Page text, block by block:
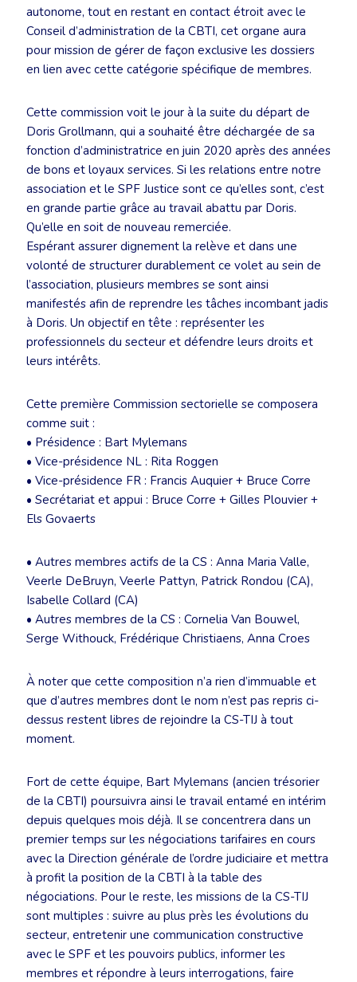
autonome, tout en restant en contact étroit avec le
Conseil d’administration de la CBTI, cet organe aura
pour mission de gérer de façon exclusive les dossiers
en lien avec cette catégorie spécifique de membres.
Cette commission voit le jour à la suite du départ de
Doris Grollmann, qui a souhaité être déchargée de sa
fonction d’administratrice en juin 2020 après des années
de bons et loyaux services. Si les relations entre notre
association et le SPF Justice sont ce qu’elles sont, c’est
en grande partie grâce au travail abattu par Doris.
Qu’elle en soit de nouveau remerciée.
Espérant assurer dignement la relève et dans une
volonté de structurer durablement ce volet au sein de
l’association, plusieurs membres se sont ainsi
manifestés afin de reprendre les tâches incombant jadis
à Doris. Un objectif en tête : représenter les
professionnels du secteur et défendre leurs droits et
leurs intérêts.
Cette première Commission sectorielle se composera
comme suit :
• Présidence : Bart Mylemans
• Vice-présidence NL : Rita Roggen
• Vice-présidence FR : Francis Auquier + Bruce Corre
• Secrétariat et appui : Bruce Corre + Gilles Plouvier +
Els Govaerts
• Autres membres actifs de la CS : Anna Maria Valle,
Veerle DeBruyn, Veerle Pattyn, Patrick Rondou (CA),
Isabelle Collard (CA)
• Autres membres de la CS : Cornelia Van Bouwel,
Serge Withouck, Frédérique Christiaens, Anna Croes
À noter que cette composition n’a rien d’immuable et
que d’autres membres dont le nom n’est pas repris ci-
dessus restent libres de rejoindre la CS-TIJ à tout
moment.
Fort de cette équipe, Bart Mylemans (ancien trésorier
de la CBTI) poursuivra ainsi le travail entamé en intérim
depuis quelques mois déjà. Il se concentrera dans un
premier temps sur les négociations tarifaires en cours
avec la Direction générale de l’ordre judiciaire et mettra
à profit la position de la CBTI à la table des
négociations. Pour le reste, les missions de la CS-TIJ
sont multiples : suivre au plus près les évolutions du
secteur, entretenir une communication constructive
avec le SPF et les pouvoirs publics, informer les
membres et répondre à leurs interrogations, faire